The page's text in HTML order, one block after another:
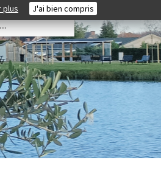
plus J'ai bien compris